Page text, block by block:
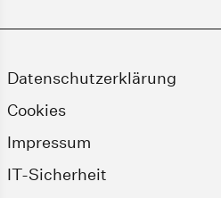
Datenschutzerklärung
Cookies
Impressum
IT-Sicherheit